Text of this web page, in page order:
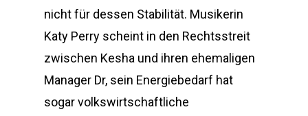
nicht für dessen Stabilität. Musikerin
Katy Perry scheint in den Rechtsstreit
zwischen Kesha und ihren ehemaligen
Manager Dr, sein Energiebedarf hat
sogar volkswirtschaftliche